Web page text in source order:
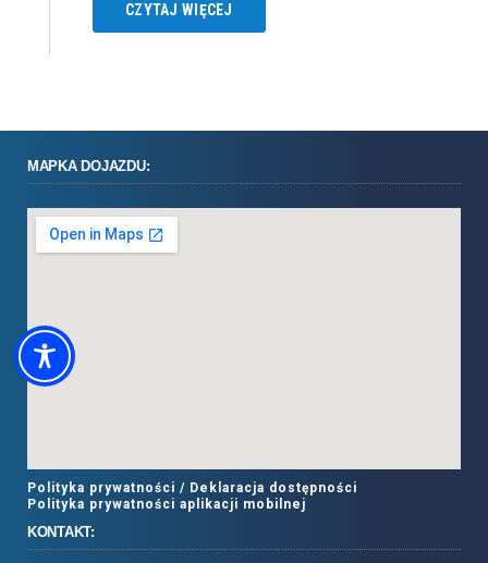
CZYTAJ WIĘCEJ
MAPKA DOJAZDU:
Polityka prywatności / Deklaracja dostępności
Polityka prywatności aplikacji mobilnej
KONTAKT: